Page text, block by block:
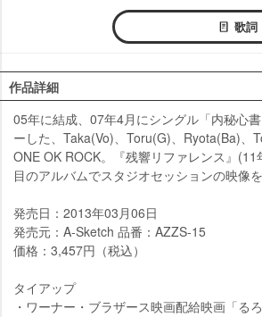
歌詞
作品詳細
05年に結成、07年4月にシングル「内秘心
ーした、Taka(Vo)、Toru(G)、Ryota(Ba)、
ONE OK ROCK。『残響リファレンス』
目のアルバムでスタジオセッションの映像
発売日：2013年03月06日
発売元：A-Sketch 品番：AZZS-15
価格：3,457円（税込）
タイアップ
・ワーナー・ブラザース映画配給映画「る